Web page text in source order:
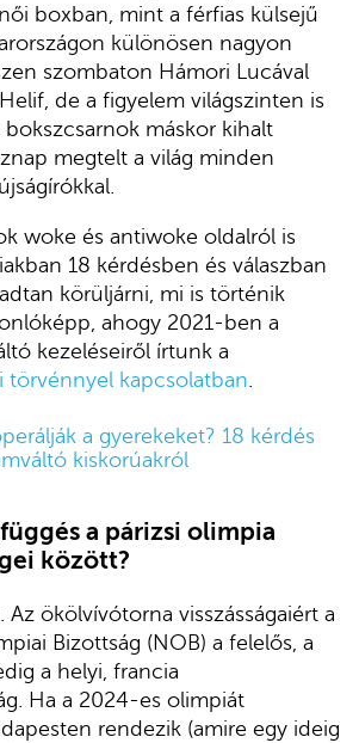
boxban, mint a férfias külsejű
különösen nagyon
szombaton Hámori Lucával
de a figyelem világszinten is
máskor kihalt
megtelt a világ minden
woke és antiwoke oldalról is
18 kérdésben és válaszban
körüljárni, mi is történik
ahogy 2021-ben a
kezeléseiről írtunk a
törvénnyel kapcsolatban
a gyerekeket? 18 kérdés
kiskorúakról
a párizsi olimpia
között?
Az ökölvívótorna visszásságaiért a
Bizottság (NOB) a felelős, a
a helyi, francia
Ha a 2024-es olimpiát
rendezik (amire egy ideig